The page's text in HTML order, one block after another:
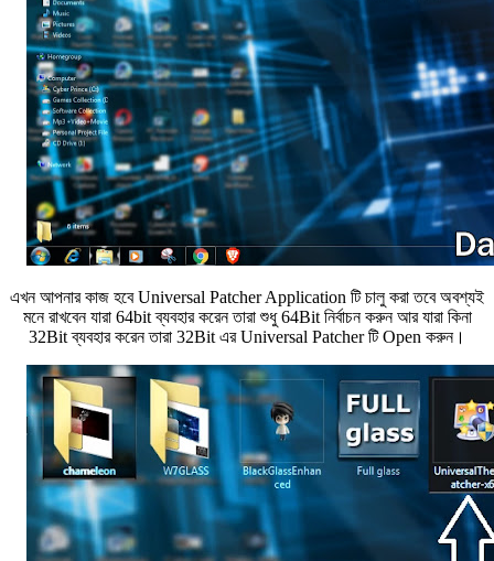
এখন আপনার কাজ হবে Universal Patcher Application টি চালু করা তবে অবশ্যই
মনে রাখবেন যারা 64bit ব্যবহার করেন তারা শুধু 64Bit নির্বাচন করুন আর যারা কিনা
32Bit ব্যবহার করেন তারা 32Bit এর Universal Patcher টি Open করুন।